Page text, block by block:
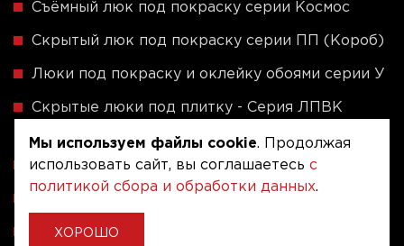
Съёмный люк под покраску серии Космос
Скрытый люк под покраску серии ПП (Короб)
Люки под покраску и оклейку обоями серии У
Скрытые люки под плитку - Серия ЛПВК
Ревизионные люки серии A (сталь / присоска)
Рассчитать люк по индивидуальным размерам
Мы используем файлы cookie. Продолжая
использовать сайт, вы соглашаетесь с
политикой сбора и обработки данных.
ХОРОШО